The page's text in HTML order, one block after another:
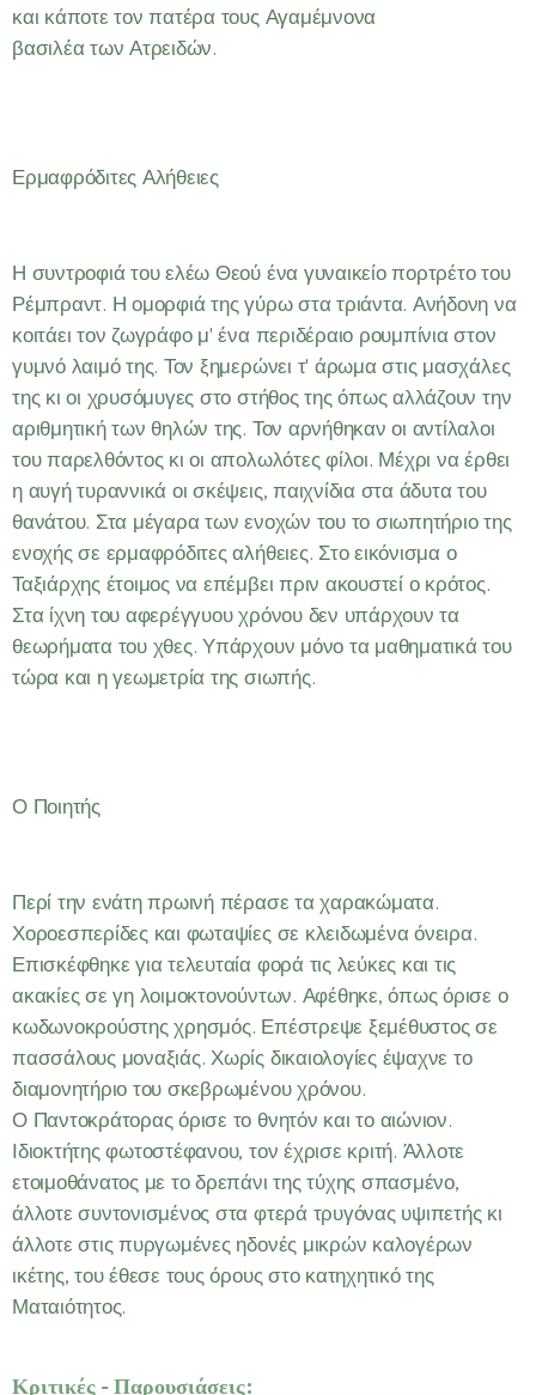
και κάποτε τον πατέρα τους Αγαμέμνονα
βασιλέα των Ατρειδών.
Ερμαφρόδιτες Αλήθειες
Η συντροφιά του ελέω Θεού ένα γυναικείο πορτρέτο του
Ρέμπραντ. Η ομορφιά της γύρω στα τριάντα. Ανήδονη να
κοιτάει τον ζωγράφο μ' ένα περιδέραιο ρουμπίνια στον
γυμνό λαιμό της. Τον ξημερώνει τ' άρωμα στις μασχάλες
της κι οι χρυσόμυγες στο στήθος της όπως αλλάζουν την
αριθμητική των θηλών της. Τον αρνήθηκαν οι αντίλαλοι
του παρελθόντος κι οι απολωλότες φίλοι. Μέχρι να έρθει
η αυγή τυραννικά οι σκέψεις, παιχνίδια στα άδυτα του
θανάτου. Στα μέγαρα των ενοχών του το σιωπητήριο της
ενοχής σε ερμαφρόδιτες αλήθειες. Στο εικόνισμα ο
Ταξιάρχης έτοιμος να επέμβει πριν ακουστεί ο κρότος.
Στα ίχνη του αφερέγγυου χρόνου δεν υπάρχουν τα
θεωρήματα του χθες. Υπάρχουν μόνο τα μαθηματικά του
τώρα και η γεωμετρία της σιωπής.
Ο Ποιητής
Περί την ενάτη πρωινή πέρασε τα χαρακώματα.
Χοροεσπερίδες και φωταψίες σε κλειδωμένα όνειρα.
Επισκέφθηκε για τελευταία φορά τις λεύκες και τις
ακακίες σε γη λοιμοκτονούντων. Αφέθηκε, όπως όρισε ο
κωδωνοκρούστης χρησμός. Επέστρεψε ξεμέθυστος σε
πασσάλους μοναξιάς. Χωρίς δικαιολογίες έψαχνε το
διαμονητήριο του σκεβρωμένου χρόνου.
Ο Παντοκράτορας όρισε το θνητόν και το αιώνιον.
Ιδιοκτήτης φωτοστέφανου, τον έχρισε κριτή. Άλλοτε
ετοιμοθάνατος με το δρεπάνι της τύχης σπασμένο,
άλλοτε συντονισμένος στα φτερά τρυγόνας υψιπετής κι
άλλοτε στις πυργωμένες ηδονές μικρών καλογέρων
ικέτης, του έθεσε τους όρους στο κατηχητικό της
Ματαιότητος.
Κριτικές - Παρουσιάσεις: